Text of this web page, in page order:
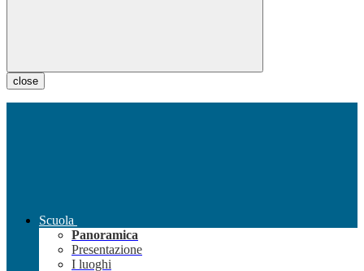
close
Scuola
Panoramica
Presentazione
I luoghi